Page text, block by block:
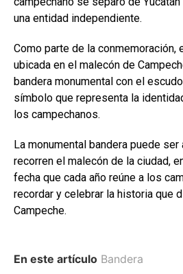
una entidad independiente.
Como parte de la conmemoración,
ubicada en el malecón de
bandera monumental con el
símbolo que representa la
los campechanos.
La monumental bandera puede
recorren el malecón de la ciudad,
fecha que cada año reúne a los
recordar y celebrar la historia que
Campeche.
En este artículo Bandera